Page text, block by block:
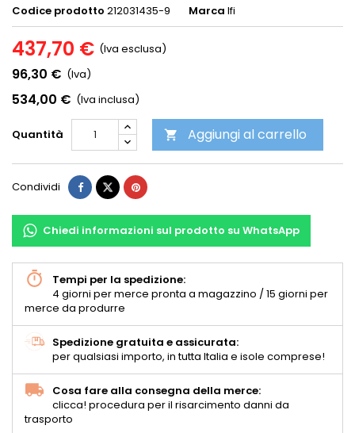
Codice prodotto 212031435-9 Marca Ifi
437,70 € (Iva esclusa)
96,30 € (Iva)
534,00 € (Iva inclusa)
Quantità  Aggiungi al carrello
Condividi
Chiedi informazioni sul prodotto su WhatsApp
Tempi per la spedizione:
4 giorni per merce pronta a magazzino / 15 giorni per
merce da produrre
Spedizione gratuita e assicurata:
per qualsiasi importo, in tutta Italia e isole comprese!
Cosa fare alla consegna della merce:
clicca! procedura per il risarcimento danni da
trasporto